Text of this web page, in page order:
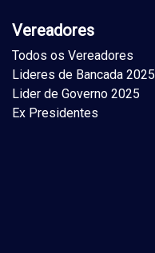
Vereadores
Todos os Vereadores
Lideres de Bancada 2025
Lider de Governo 2025
Ex Presidentes